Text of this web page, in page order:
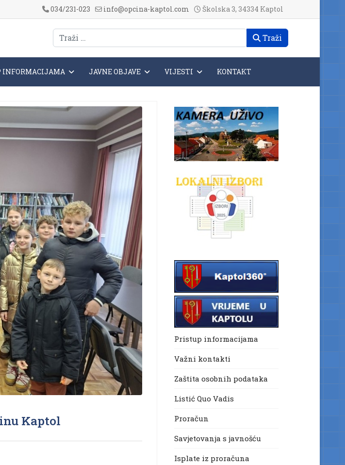
034/231-023 info@opcina-kaptol.com Školska 3, 34334 Kaptol
Traži
INFORMACIJAMA JAVNE OBJAVE VIJESTI KONTAKT
Kaptol
Pristup informacijama
Važni kontakti
Zaštita osobnih podataka
Listić Quo Vadis
Proračun
Savjetovanja s javnošću
Isplate iz proračuna